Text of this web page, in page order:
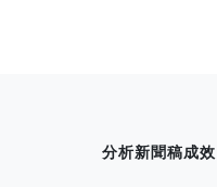
分析新聞稿成效